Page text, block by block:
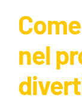
nel